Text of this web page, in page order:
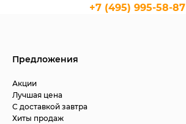
+7 (495) 995-58-87
Предложения
Акции
Лучшая цена
С доставкой завтра
Хиты продаж